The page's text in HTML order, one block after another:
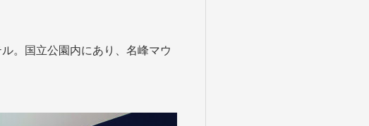
。国立公園内にあり、名峰マウ